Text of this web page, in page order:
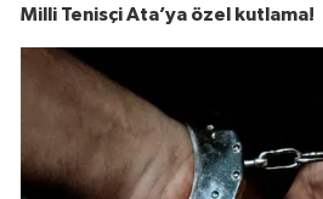
Milli Tenisçi Ata’ya özel kutlama!